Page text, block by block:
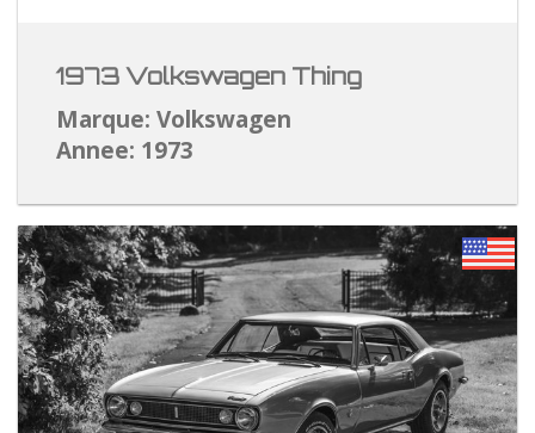
1973 Volkswagen Thing
Marque: Volkswagen
Annee: 1973